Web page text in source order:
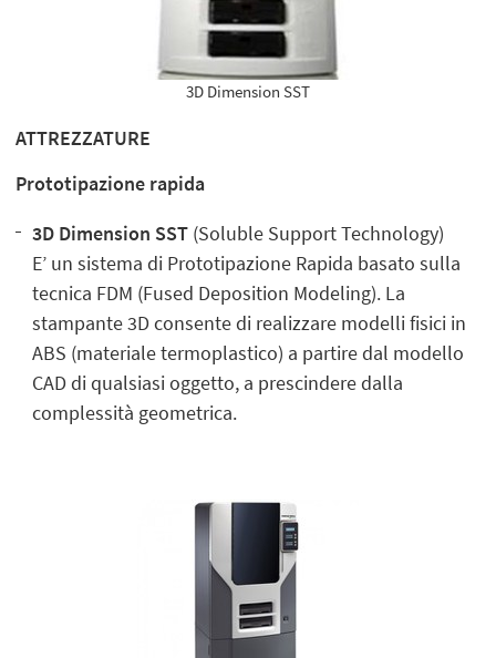
3D Dimension SST
ATTREZZATURE
Prototipazione rapida
3D Dimension SST (Soluble Support Technology)
E’ un sistema di Prototipazione Rapida basato sulla
tecnica FDM (Fused Deposition Modeling). La
stampante 3D consente di realizzare modelli fisici in
ABS (materiale termoplastico) a partire dal modello
CAD di qualsiasi oggetto, a prescindere dalla
complessità geometrica.